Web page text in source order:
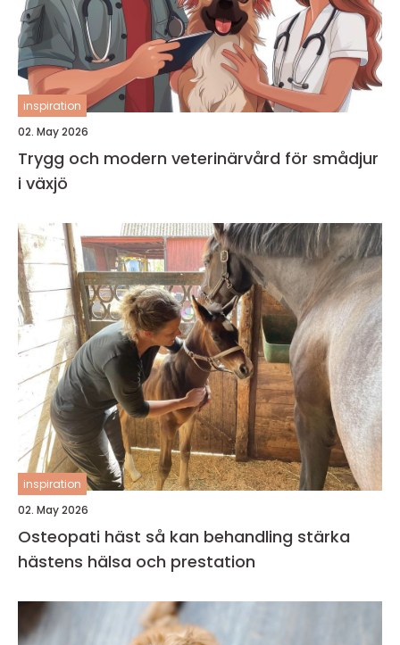
inspiration
02. May 2026
Trygg och modern veterinärvård för smådjur
i växjö
inspiration
02. May 2026
Osteopati häst så kan behandling stärka
hästens hälsa och prestation